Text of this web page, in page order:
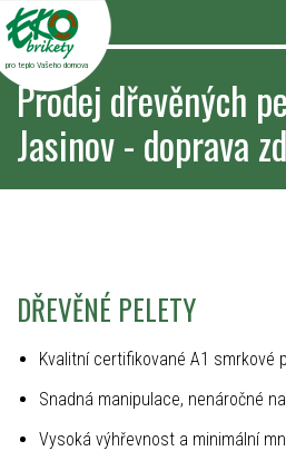
pro teplo Vašeho domova
Prodej dřevěných
Jasinov - doprava
DŘEVĚNÉ PELETY
Kvalitní certifikované A1 smrkové
Snadná manipulace, nenáročné
Vysoká výhřevnost a minimální